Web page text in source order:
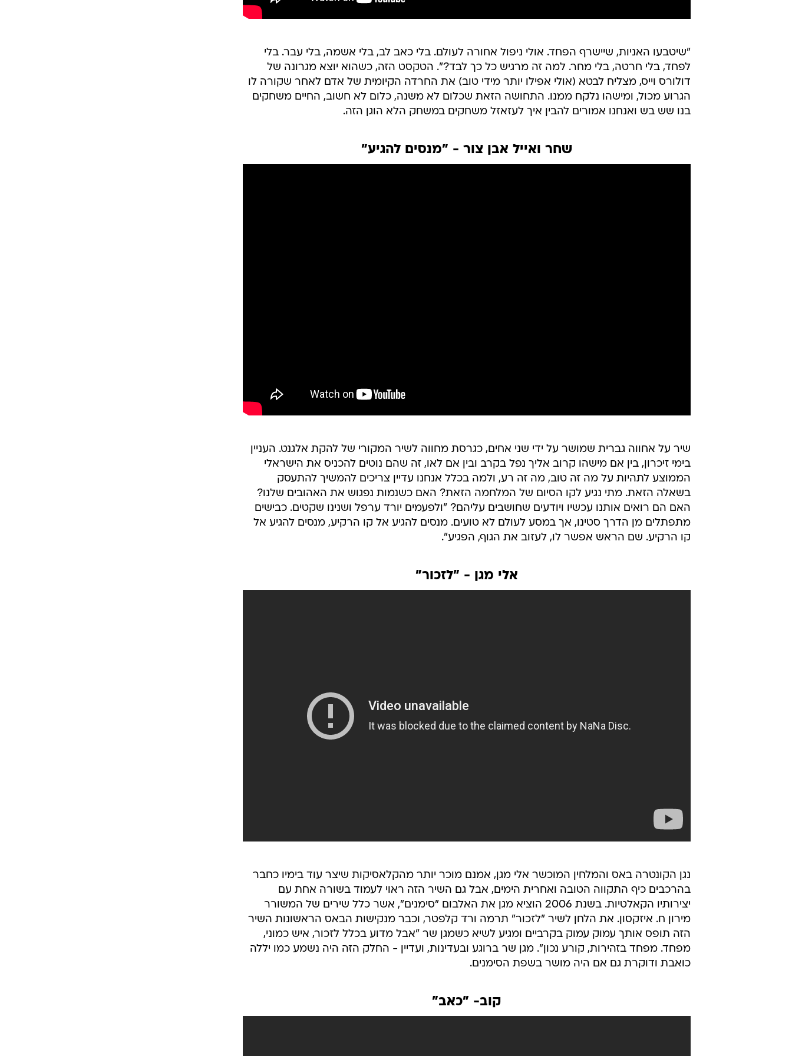
"שיטבעו האניות, שיישרף הפחד. אולי ניפול אחורה לעולם. בלי כאב לב, בלי אשמה, בלי עבר. בלי
לפחד, בלי חרטה, בלי מחר. למה זה מרגיש כל כך לבד?". הטקסט הזה, כשהוא יוצא מגרונה של
דולורס וייס, מצליח לבטא (אולי אפילו יותר מידי טוב) את החרדה הקיומית של אדם לאחר שקורה לו
הגרוע מכול, ומישהו נלקח ממנו. התחושה הזאת שכלום לא משנה, כלום לא חשוב, החיים משחקים
בנו שש בש ואנחנו אמורים להבין איך לעזאזל משחקים במשחק הלא הוגן הזה.
שחר ואייל אבן צור - "מנסים להגיע"
שיר על אחווה גברית שמושר על ידי שני אחים, כגרסת מחווה לשיר המקורי של להקת אלגנט. העניין
בימי זיכרון, בין אם מישהו קרוב אליך נפל בקרב ובין אם לאו, זה שהם נוטים להכניס את הישראלי
הממוצע לתהיות על מה זה טוב, מה זה רע, ולמה בכלל אנחנו עדיין צריכים להמשיך להתעסק
בשאלה הזאת. מתי נגיע לקו הסיום של המלחמה הזאת? האם כשנמות נפגוש את האהובים שלנו?
האם הם רואים אותנו עכשיו ויודעים שחושבים עליהם? "ולפעמים יורד ערפל ושנינו שקטים. כבישים
מתפתלים מן הדרך סטינו, אך במסע לעולם לא טועים. מנסים להגיע אל קו הרקיע, מנסים להגיע אל
קו הרקיע. שם הראש אפשר לו, לעזוב את הגוף, הפגיע".
אלי מגן - "לזכור"
נגן הקונטרה באס והמלחין המוכשר אלי מגן, אמנם מוכר יותר מהקלאסיקות שיצר עוד בימיו כחבר
בהרכבים כיף התקווה הטובה ואחרית הימים, אבל גם השיר הזה ראוי לעמוד בשורה אחת עם
יצירותיו הקאלטיות. בשנת 2006 הוציא מגן את האלבום "סימנים", אשר כלל שירים של המשורר
מירון ח. איזקסון. את הלחן לשיר "לזכור" תרמה ורד קלפטר, וכבר מנקישות הבאס הראשונות השיר
הזה תופס אותך עמוק עמוק בקרביים ומגיע לשיא כשמגן שר "אבל מדוע בכלל לזכור, איש כמוני,
מפחד. מפחד בזהירות, קורע נכון". מגן שר ברוגע ובעדינות, ועדיין - החלק הזה היה נשמע כמו יללה
כואבת ודוקרת גם אם היה מושר בשפת הסימנים.
קוב- "כאב"